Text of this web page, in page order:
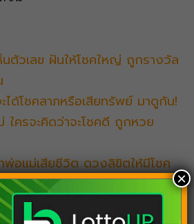
นตัวเลข ฝันให้โชคใหญ่ ถูกรางวัล
ได้โชคลาภหรือเสียทรัพย์ มาดูกัน!
ใครจะคิดว่าจะโชคดี ถูกหวย
พ่อแม่เสียชีวิต ดวงลิขิตให้มีโชค
ด้โชคลาภหรือเสียทรัพย์ มาดูกัน!
×